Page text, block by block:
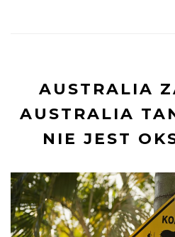
AUSTRALIA
AUSTRALIA
NIE JEST